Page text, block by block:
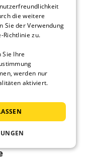
die weitere
Sie der Verwendung
Richtlinie zu.
Sie Ihre
werden nur
aktiviert.